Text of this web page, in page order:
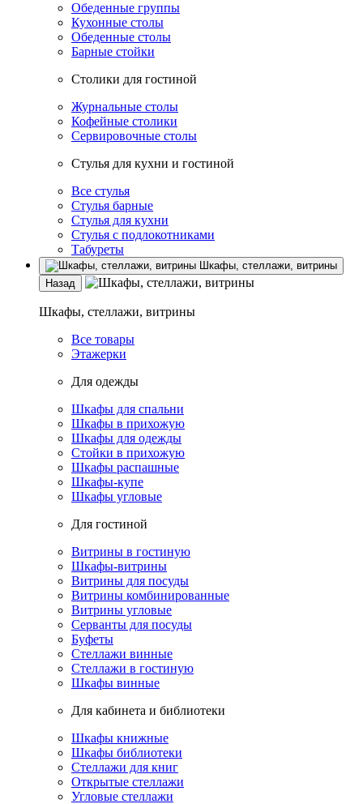
Обеденные группы
Кухонные столы
Обеденные столы
Барные стойки
Столики для гостиной
Журнальные столы
Кофейные столики
Сервировочные столы
Стулья для кухни и гостиной
Все стулья
Стулья барные
Стулья для кухни
Стулья с подлокотниками
Табуреты
Шкафы, стеллажи, витрины
Назад
Шкафы, стеллажи, витрины
Все товары
Этажерки
Для одежды
Шкафы для спальни
Шкафы в прихожую
Шкафы для одежды
Стойки в прихожую
Шкафы распашные
Шкафы-купе
Шкафы угловые
Для гостиной
Витрины в гостиную
Шкафы-витрины
Витрины для посуды
Витрины комбинированные
Витрины угловые
Серванты для посуды
Буфеты
Стеллажи винные
Стеллажи в гостиную
Шкафы винные
Для кабинета и библиотеки
Шкафы книжные
Шкафы библиотеки
Стеллажи для книг
Открытые стеллажи
Угловые стеллажи